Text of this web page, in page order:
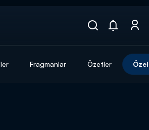
Fragmanlar Özetler